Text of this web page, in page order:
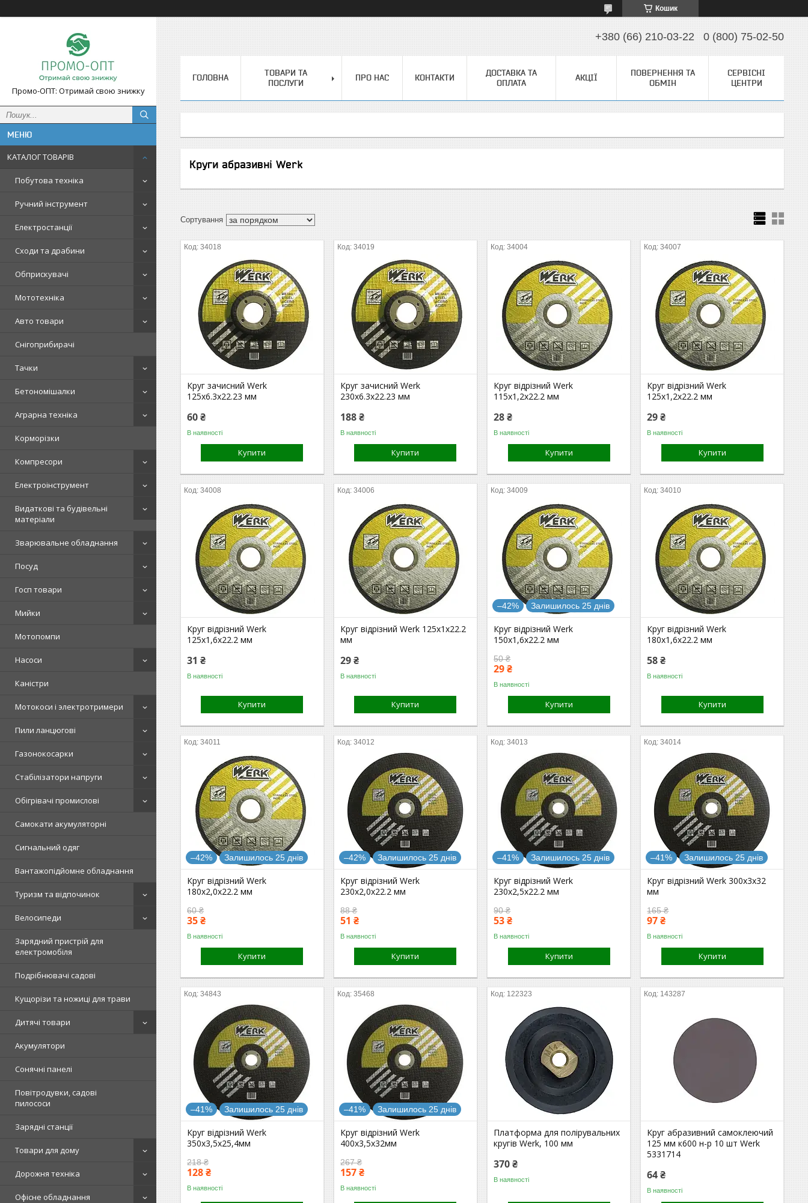
Кошик
Промо-ОПТ: Отримай свою знижку
КАТАЛОГ ТОВАРІВ
Побутова техніка
Ручний інструмент
Електростанції
Сходи та драбини
Обприскувачі
Мототехніка
Авто товари
Снігоприбирачі
Тачки
Бетономішалки
Аграрна техніка
Корморізки
Компресори
Електроінструмент
Видаткові та будівельні
матеріали
Зварювальне обладнання
Посуд
Госп товари
Мийки
Мотопомпи
Насоси
Каністри
Мотокоси і электротримери
Пили ланцюгові
Газонокосарки
Стабілізатори напруги
Обігрівачі промислові
Самокати акумуляторні
Сигнальний одяг
Вантажопідйомне обладнання
Туризм та відпочинок
Велосипеди
Зарядний пристрій для
електромобіля
Подрібнювачі садові
Кущорізи та ножиці для трави
Дитячі товари
Акумулятори
Сонячні панелі
Повітродувки, садові
пилососи
Зарядні станції
Товари для дому
Дорожня техніка
Офісне обладнання
+380 (66) 210-03-22 0 (800) 75-02-50
ГОЛОВНА
ТОВАРИ ТА
ПОСЛУГИ
ПРО НАС КОНТАКТИ
ДОСТАВКА ТА
ОПЛАТА
АКЦІЇ
ПОВЕРНЕННЯ ТА
ОБМІН
СЕРВІСНІ
ЦЕНТРИ
Круги абразивні Werk
34018
Круг зачисний Werk
125х6.3х22.23 мм
60 ₴
В наявності
Купити
34019
Круг зачисний Werk
230х6.3х22.23 мм
188 ₴
В наявності
Купити
34004
Круг відрізний Werk
115х1,2х22.2 мм
28 ₴
В наявності
Купити
34007
Круг відрізний Werk
125х1,2х22.2 мм
29 ₴
В наявності
Купити
34008
Круг відрізний Werk
125х1,6х22.2 мм
31 ₴
В наявності
Купити
34006
Круг відрізний Werk 125х1х22.2
мм
29 ₴
В наявності
Купити
34009
–42% Залишилось 25 днів
Круг відрізний Werk
150х1,6х22.2 мм
50 ₴
29 ₴
В наявності
Купити
34010
Круг відрізний Werk
180х1,6х22.2 мм
58 ₴
В наявності
Купити
34011
–42% Залишилось 25 днів
Круг відрізний Werk
180х2,0х22.2 мм
60 ₴
35 ₴
В наявності
Купити
34012
–42% Залишилось 25 днів
Круг відрізний Werk
230х2,0х22.2 мм
88 ₴
51 ₴
В наявності
Купити
34013
–41% Залишилось 25 днів
Круг відрізний Werk
230х2,5х22.2 мм
90 ₴
53 ₴
В наявності
Купити
34014
–41% Залишилось 25 днів
Круг відрізний Werk 300х3х32
мм
165 ₴
97 ₴
В наявності
Купити
34843
–41% Залишилось 25 днів
Круг відрізний Werk
350х3,5х25,4мм
218 ₴
128 ₴
В наявності
35468
–41% Залишилось 25 днів
Круг відрізний Werk
400х3,5х32мм
267 ₴
157 ₴
В наявності
122323
Платформа для полірувальних
кругів Werk, 100 мм
370 ₴
В наявності
143287
Круг абразивний самоклеючий
125 мм к600 н-р 10 шт Werk
5331714
64 ₴
В наявності